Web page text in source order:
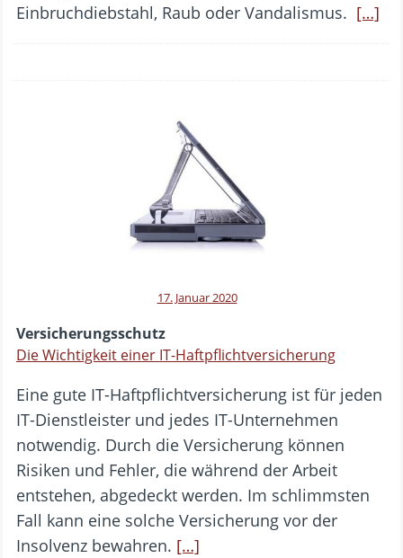
Einbruchdiebstahl, Raub oder Vandalismus. […]
17. Januar 2020
Versicherungsschutz
Die Wichtigkeit einer IT-Haftpflichtversicherung
Eine gute IT-Haftpflichtversicherung ist für jeden
IT-Dienstleister und jedes IT-Unternehmen
notwendig. Durch die Versicherung können
Risiken und Fehler, die während der Arbeit
entstehen, abgedeckt werden. Im schlimmsten
Fall kann eine solche Versicherung vor der
Insolvenz bewahren. […]